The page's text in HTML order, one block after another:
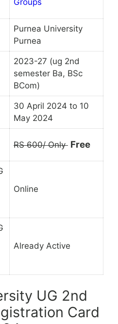
Groups
Purnea University
Purnea
2023-27 (ug 2nd
semester Ba, BSc
BCom)
30 April 2024 to 10
May 2024
RS 600/ Only Free
Online
Already Active
UG 2nd
Card